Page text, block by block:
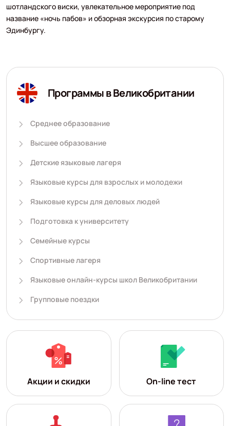
шотландского виски, увлекательное мероприятие под
название «ночь пабов» и обзорная экскурсия по старому
Эдинбургу.
Программы в Великобритании
Среднее образование
Высшее образование
Детские языковые лагеря
Языковые курсы для взрослых и молодежи
Языковые курсы для деловых людей
Подготовка к университету
Семейные курсы
Спортивные лагеря
Языковые онлайн-курсы школ Великобритании
Групповые поездки
Акции и скидки On-line тест